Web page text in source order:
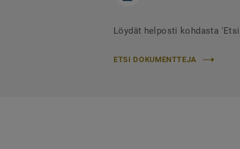
Löydät helposti kohdasta
ETSI DOKUMENTTEJA